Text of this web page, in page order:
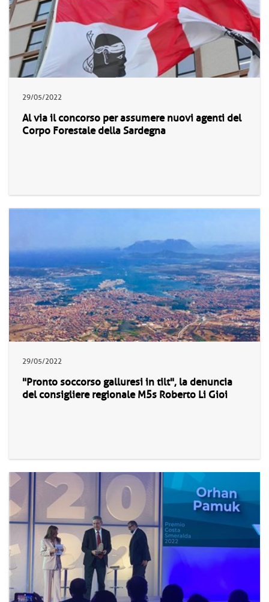
29/05/2022
Al via il concorso per assumere nuovi agenti del
Corpo Forestale della Sardegna
29/05/2022
"Pronto soccorso galluresi in tilt", la denuncia
del consigliere regionale M5s Roberto Li Gioi